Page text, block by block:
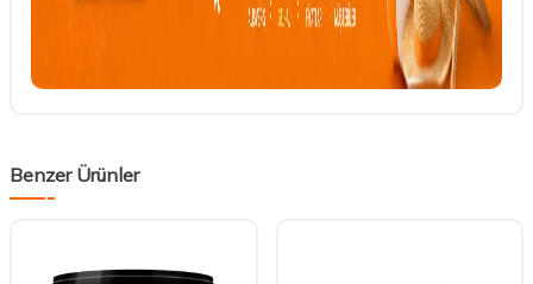
Benzer Ürünler